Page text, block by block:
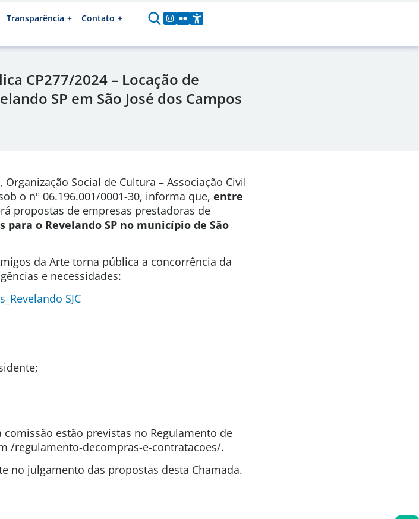
Transparência Contato
CP277/2024 – Locação de
SP em São José dos Campos
Social de Cultura – Associação Civil
o nº 06.196.001/0001-30, informa que, entre
propostas de empresas prestadoras de
para o Revelando SP no município de São
da Arte torna pública a concorrência da
e necessidades:
SJC
estão previstas no Regulamento de
/regulamento-decompras-e-contratacoes/.
no julgamento das propostas desta Chamada.